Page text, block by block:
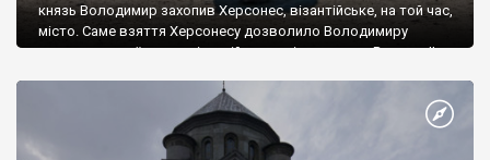
князь Володимир захопив Херсонес, візантійське, на той час,
місто. Саме взяття Херсонесу дозволило Володимиру
диктувати свої умови візантійському імператору Василю ІІ, та
Херсонесі Володимир-язичник, став Василем-християнином.
А потім було Хрещення Русі. На честь Херсонесу Таврійського